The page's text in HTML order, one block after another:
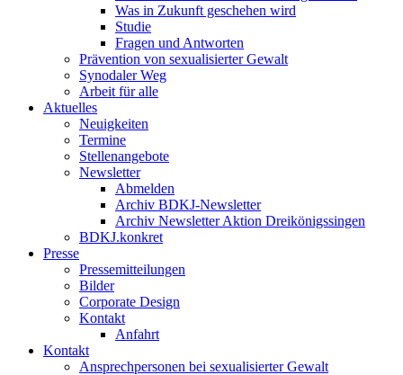
Was in Zukunft geschehen wird
Studie
Fragen und Antworten
Prävention von sexualisierter Gewalt
Synodaler Weg
Arbeit für alle
Aktuelles
Neuigkeiten
Termine
Stellenangebote
Newsletter
Abmelden
Archiv BDKJ-Newsletter
Archiv Newsletter Aktion Dreikönigssingen
BDKJ.konkret
Presse
Pressemitteilungen
Bilder
Corporate Design
Kontakt
Anfahrt
Kontakt
Ansprechpersonen bei sexualisierter Gewalt